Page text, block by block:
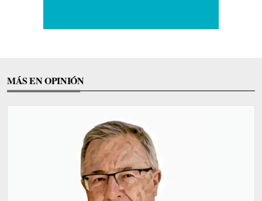
MÁS EN OPINIÓN